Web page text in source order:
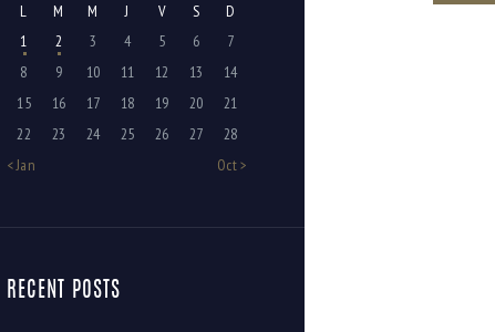
L
M M J V S D
« Jan Oct »
1 2 3 4 5 6
7
8
9 10 11 12 13
14
15
16 17 18 19 20
21
22
23 24 25 26 27 28
RECENT POSTS